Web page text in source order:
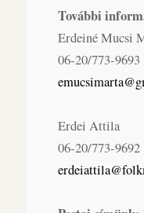
További
Erdeiné Mucsi
06-20/773-9693
Erdei Attila
06-20/773-9692